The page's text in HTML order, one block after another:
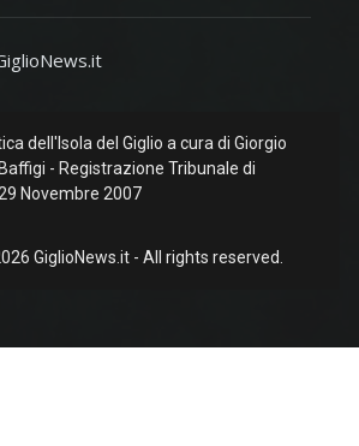
dell'Isola del Giglio a cura di Giorgio
- Registrazione Tribunale di
Novembre 2007
GiglioNews.it - All rights reserved.